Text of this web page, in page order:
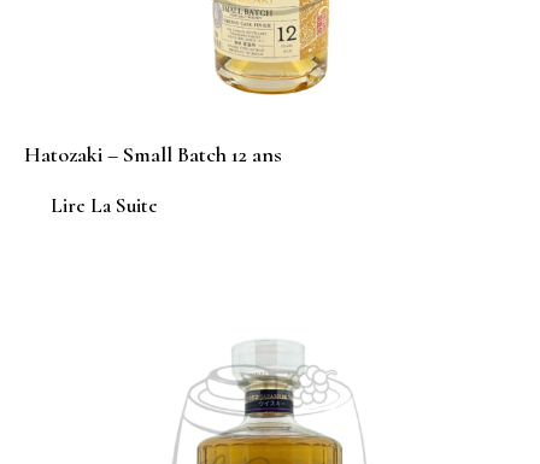
Hatozaki – Small Batch 12 ans
Lire La Suite